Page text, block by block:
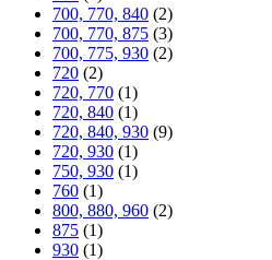
700, 770, 840 (2)
700, 770, 875 (3)
700, 775, 930 (2)
720 (2)
720, 770 (1)
720, 840 (1)
720, 840, 930 (9)
720, 930 (1)
750, 930 (1)
760 (1)
800, 880, 960 (2)
875 (1)
930 (1)